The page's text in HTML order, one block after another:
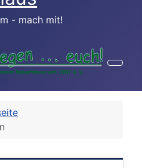
- mach mit!